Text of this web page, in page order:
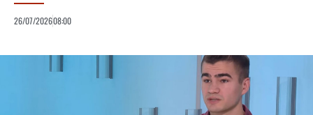
26/07/202608:00